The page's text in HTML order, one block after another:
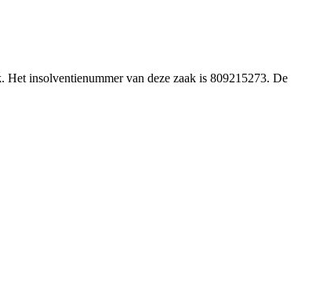
insolventienummer van deze zaak is 809215273. De